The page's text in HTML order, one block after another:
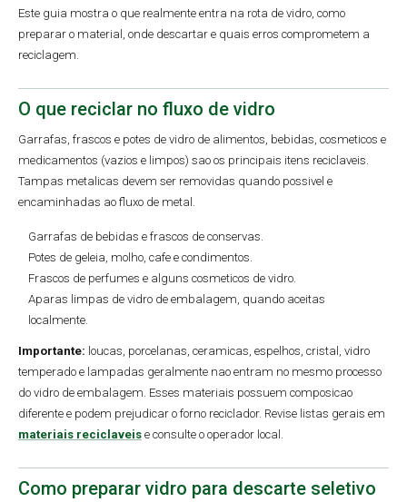
Este guia mostra o que realmente entra na rota de vidro, como
preparar o material, onde descartar e quais erros comprometem a
reciclagem.
O que reciclar no fluxo de vidro
Garrafas, frascos e potes de vidro de alimentos, bebidas, cosmeticos e
medicamentos (vazios e limpos) sao os principais itens reciclaveis.
Tampas metalicas devem ser removidas quando possivel e
encaminhadas ao fluxo de metal.
Garrafas de bebidas e frascos de conservas.
Potes de geleia, molho, cafe e condimentos.
Frascos de perfumes e alguns cosmeticos de vidro.
Aparas limpas de vidro de embalagem, quando aceitas
localmente.
Importante: loucas, porcelanas, ceramicas, espelhos, cristal, vidro
temperado e lampadas geralmente nao entram no mesmo processo
do vidro de embalagem. Esses materiais possuem composicao
diferente e podem prejudicar o forno reciclador. Revise listas gerais em
materiais reciclaveis e consulte o operador local.
Como preparar vidro para descarte seletivo